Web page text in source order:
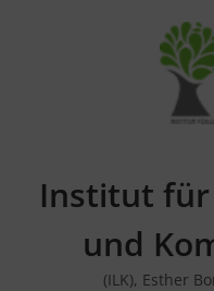
Institut
und
(ILK), Esther